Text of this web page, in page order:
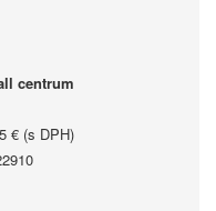
centrum
€ (s DPH)